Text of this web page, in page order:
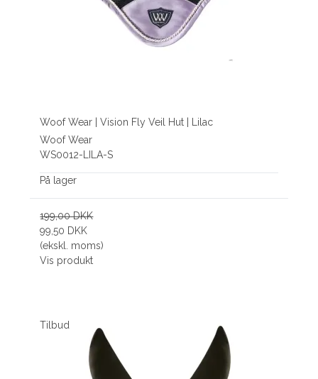
Woof Wear | Vision Fly Veil Hut | Lilac
Woof Wear
WS0012-LILA-S
På lager
199,00 DKK
99,50 DKK
(ekskl. moms)
Vis produkt
Tilbud